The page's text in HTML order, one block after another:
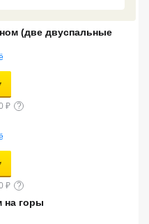
(две двуспальные
₽ ?
₽ ?
на горы